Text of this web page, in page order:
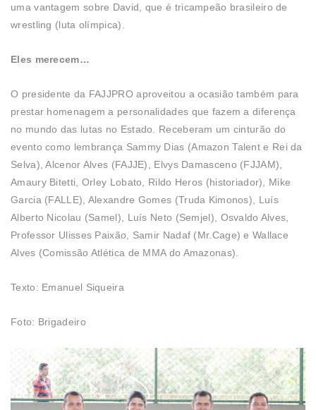
uma vantagem sobre David, que é tricampeão brasileiro de
wrestling (luta olímpica).
Eles merecem…
O presidente da FAJJPRO aproveitou a ocasião também para
prestar homenagem a personalidades que fazem a diferença
no mundo das lutas no Estado. Receberam um cinturão do
evento como lembrança Sammy Dias (Amazon Talent e Rei da
Selva), Alcenor Alves (FAJJE), Elvys Damasceno (FJJAM),
Amaury Bitetti, Orley Lobato, Rildo Heros (historiador), Mike
Garcia (FALLE), Alexandre Gomes (Truda Kimonos), Luís
Alberto Nicolau (Samel), Luís Neto (Semjel), Osvaldo Alves,
Professor Ulisses Paixão, Samir Nadaf (Mr.Cage) e Wallace
Alves (Comissão Atlética de MMA do Amazonas).
Texto: Emanuel Siqueira
Foto: Brigadeiro